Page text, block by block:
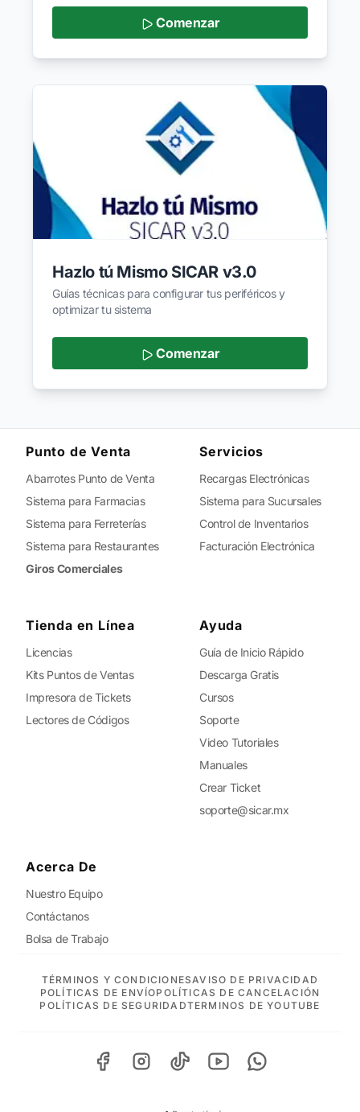
Comenzar
Hazlo tú Mismo SICAR v3.0
Guías técnicas para configurar tus periféricos y
optimizar tu sistema
Comenzar
Punto de Venta
Abarrotes Punto de Venta
Sistema para Farmacias
Sistema para Ferreterías
Sistema para Restaurantes
Giros Comerciales
Servicios
Recargas Electrónicas
Sistema para Sucursales
Control de Inventarios
Facturación Electrónica
Tienda en Línea
Licencias
Kits Puntos de Ventas
Impresora de Tickets
Lectores de Códigos
Ayuda
Guía de Inicio Rápido
Descarga Gratis
Cursos
Soporte
Video Tutoriales
Manuales
Crear Ticket
soporte@sicar.mx
Acerca De
Nuestro Equipo
Contáctanos
Bolsa de Trabajo
TÉRMINOS Y CONDICIONESAVISO DE PRIVACIDAD
POLÍTICAS DE ENVÍOPOLÍTICAS DE CANCELACIÓN
POLÍTICAS DE SEGURIDADTERMINOS DE YOUTUBE